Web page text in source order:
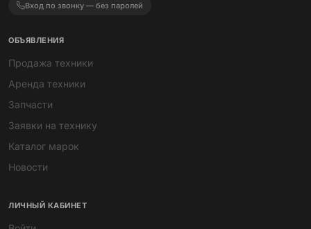
Вход по звонку — без паролей
ОБЪЯВЛЕНИЯ
Продажа техники
Аренда техники
Запчасти
Заявки на технику
Каталог марок
Новости
ЛИЧНЫЙ КАБИНЕТ